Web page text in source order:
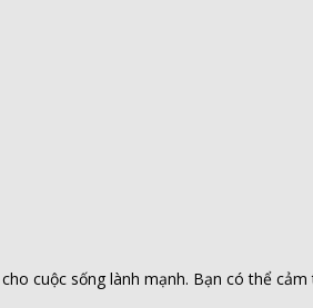
cuộc sống lành mạnh. Bạn có thể